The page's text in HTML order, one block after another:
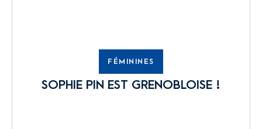
FÉMININES
SOPHIE PIN EST GRENOBLOISE !